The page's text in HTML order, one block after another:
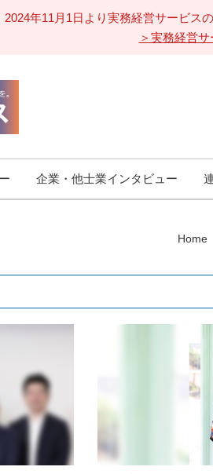
2024年11月1日より実務経営サービ
＞実務経営
企業・他士業インタビュー
Home